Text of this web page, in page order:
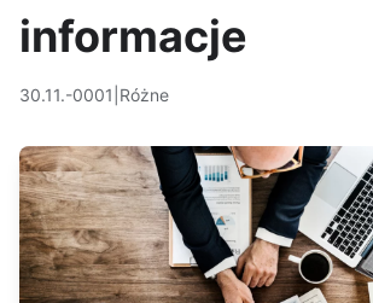
informacje
30.11.-0001 Różne